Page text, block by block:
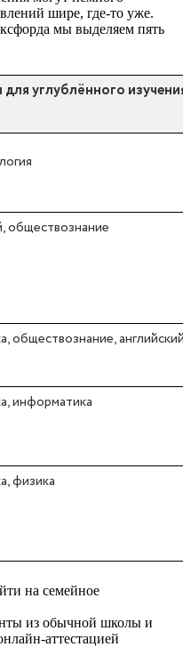
шире, где-то уже.
мы выделяем пять
углублённого
обществознание
обществознание,
информатика
физика
на семейное
из обычной школы и